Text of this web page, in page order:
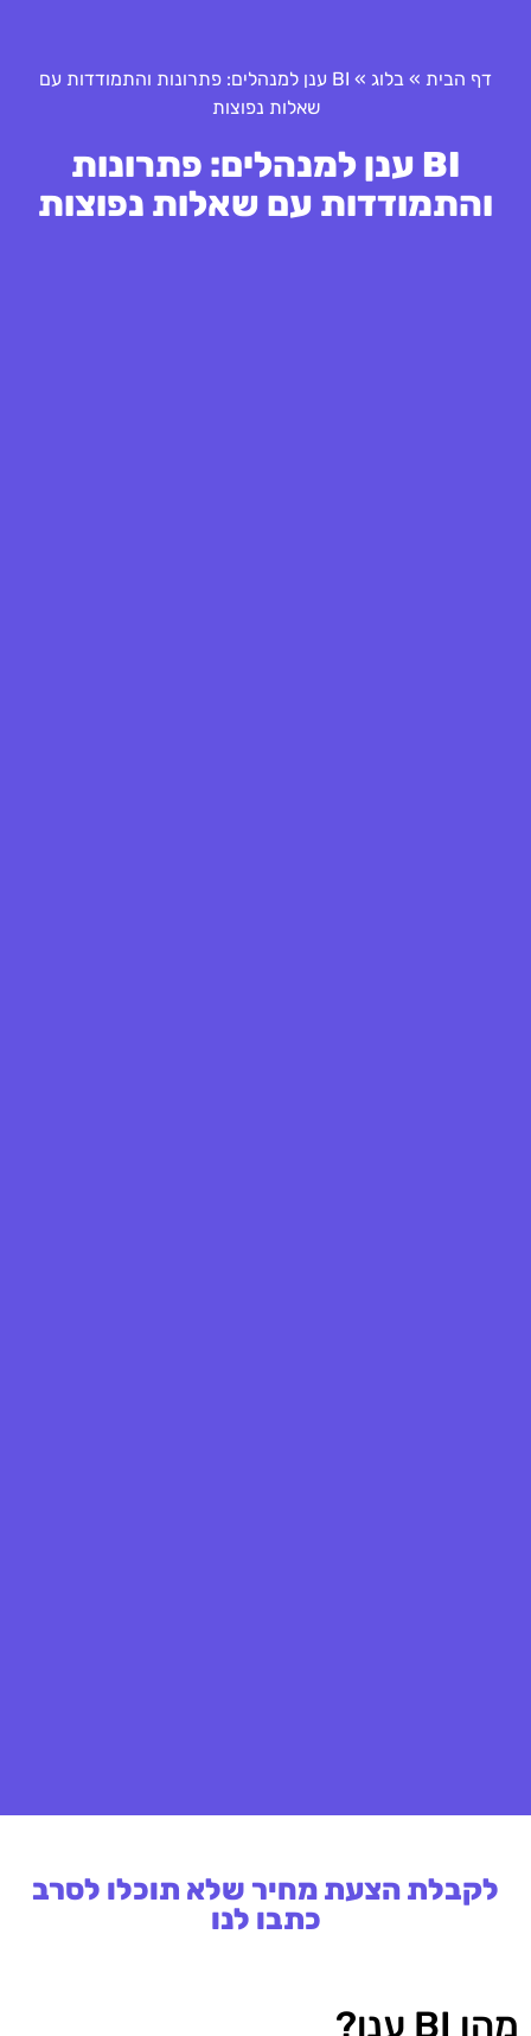
דף הבית » בלוג »
BI ענן למנהלים: פתרונות והתמודדות עם
שאלות נפוצות
BI ענן למנהלים: פתרונות
והתמודדות עם שאלות נפוצות
לקבלת הצעת מחיר שלא תוכלו לסרב
כתבו לנו
מהו BI ענן?